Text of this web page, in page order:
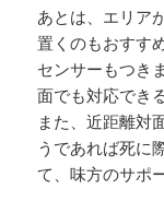
あとは、エリア
置くのもおすす
センサーもつき
面でも対応でき
また、近距離対
うであれば死に
て、味方のサポ